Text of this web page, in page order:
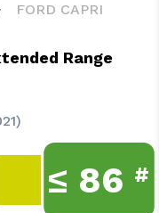
FORD CAPRI
Range
≤ 86 #